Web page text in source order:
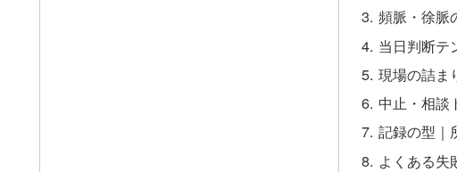
頻脈・徐脈
当日判断テ
現場の詰ま
中止・相談
記録の型｜
よくある失